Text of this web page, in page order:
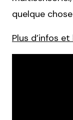
quelque
Plus d’infos